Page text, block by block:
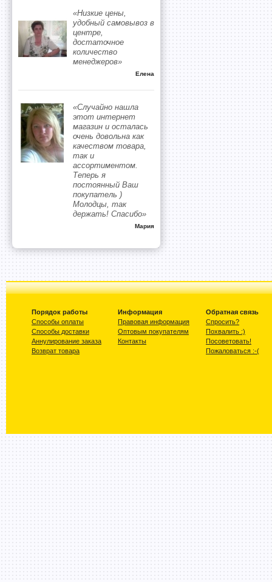
«Низкие цены,
удобный самовывоз в
центре,
достаточное
количество
менеджеров»
Елена
«Случайно нашла
этот интернет
магазин и осталась
очень довольна как
качеством товара,
так и
ассортиментом.
Теперь я
постоянный Ваш
покупатель )
Молодцы, так
держать! Спасибо»
Мария
Порядок работы
Способы оплаты
Способы доставки
Аннулирование заказа
Возврат товара
Информация
Правовая информация
Оптовым покупателям
Контакты
Обратная связь
Спросить?
Похвалить :)
Посоветовать!
Пожаловаться :-(